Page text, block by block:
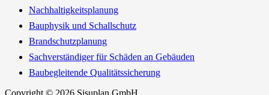
Nachhaltigkeitsplanung
Bauphysik und Schallschutz
Brandschutzplanung
Sachverständiger für Schäden an Gebäuden
Baubegleitende Qualitätssicherung
Copyright © 2026 Sisuplan GmbH